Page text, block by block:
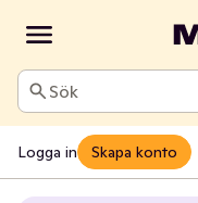
Sök
Logga in Skapa konto